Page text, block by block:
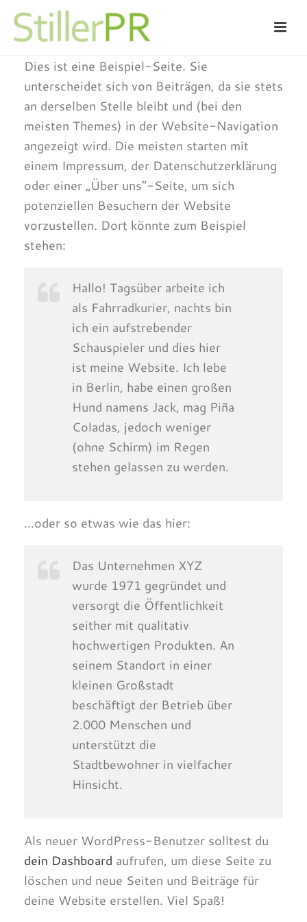
Dies ist eine Beispiel-Seite. Sie
unterscheidet sich von Beiträgen, da sie stets
an derselben Stelle bleibt und (bei den
meisten Themes) in der Website-Navigation
angezeigt wird. Die meisten starten mit
einem Impressum, der Datenschutzerklärung
oder einer „Über uns“-Seite, um sich
potenziellen Besuchern der Website
vorzustellen. Dort könnte zum Beispiel
stehen:
Hallo! Tagsüber arbeite ich
als Fahrradkurier, nachts bin
ich ein aufstrebender
Schauspieler und dies hier
ist meine Website. Ich lebe
in Berlin, habe einen großen
Hund namens Jack, mag Piña
Coladas, jedoch weniger
(ohne Schirm) im Regen
stehen gelassen zu werden.
…oder so etwas wie das hier:
Das Unternehmen XYZ
wurde 1971 gegründet und
versorgt die Öffentlichkeit
seither mit qualitativ
hochwertigen Produkten. An
seinem Standort in einer
kleinen Großstadt
beschäftigt der Betrieb über
2.000 Menschen und
unterstützt die
Stadtbewohner in vielfacher
Hinsicht.
Als neuer WordPress-Benutzer solltest du
dein Dashboard aufrufen, um diese Seite zu
löschen und neue Seiten und Beiträge für
deine Website erstellen. Viel Spaß!